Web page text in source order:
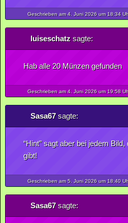
Geschrieben am 4. Juni2026um 18:34
luiseschatzsagte:
Hab alle 20 Münzen gefunden
Geschrieben am 4. Juni2026um 19:58
Sasa67sagte:
“Hint” sagt aber bei jedem
gibt!
Geschrieben am 5. Juni2026um 18:40
Sasa67sagte: